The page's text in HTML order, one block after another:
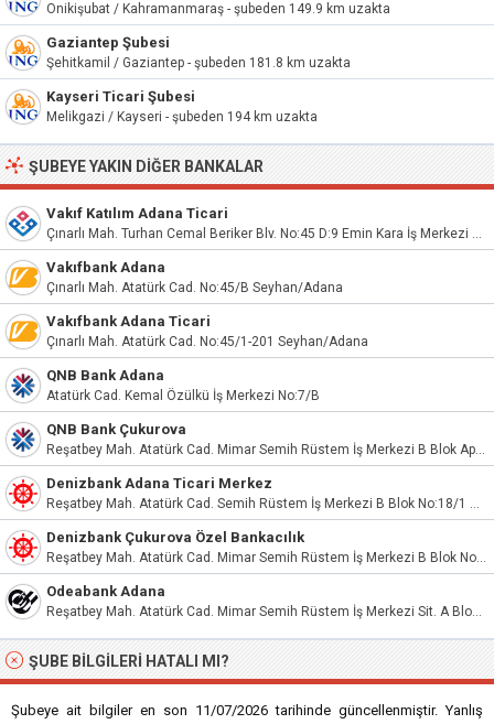
Onikişubat / Kahramanmaraş - şubeden 149.9 km uzakta
Gaziantep Şubesi
Şehitkamil / Gaziantep - şubeden 181.8 km uzakta
Kayseri Ticari Şubesi
Melikgazi / Kayseri - şubeden 194 km uzakta
ŞUBEYE YAKIN DIĞER BANKALAR
Vakıf Katılım Adana Ticari
Çınarlı Mah. Turhan Cemal Beriker Blv. No:45 D:9 Emin Kara İş Merkezi Seyhan – Adana
Vakıfbank Adana
Çınarlı Mah. Atatürk Cad. No:45/B Seyhan/Adana
Vakıfbank Adana Ticari
Çınarlı Mah. Atatürk Cad. No:45/1-201 Seyhan/Adana
QNB Bank Adana
Atatürk Cad. Kemal Özülkü İş Merkezi No:7/B
QNB Bank Çukurova
Reşatbey Mah. Atatürk Cad. Mimar Semih Rüstem İş Merkezi B Blok Apt. No:18/1/401
Denizbank Adana Ticari Merkez
Reşatbey Mah. Atatürk Cad. Semih Rüstem İş Merkezi B Blok No:18/1 D:301
Denizbank Çukurova Özel Bankacılık
Reşatbey Mah. Atatürk Cad. Mimar Semih Rüstem İş Merkezi B Blok No:18/1
Odeabank Adana
Reşatbey Mah. Atatürk Cad. Mimar Semih Rüstem İş Merkezi Sit. A Blok No:18A Seyhan / Adana
ŞUBE BILGILERI HATALI MI?
Şubeye ait bilgiler en son 11/07/2026 tarihinde güncellenmiştir. Yanlış